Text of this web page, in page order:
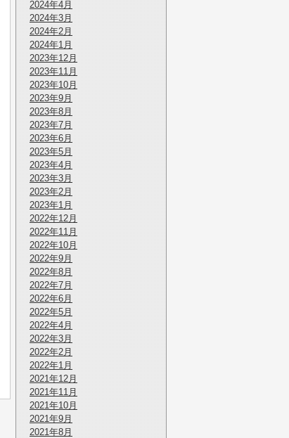
2024年4月
2024年3月
2024年2月
2024年1月
2023年12月
2023年11月
2023年10月
2023年9月
2023年8月
2023年7月
2023年6月
2023年5月
2023年4月
2023年3月
2023年2月
2023年1月
2022年12月
2022年11月
2022年10月
2022年9月
2022年8月
2022年7月
2022年6月
2022年5月
2022年4月
2022年3月
2022年2月
2022年1月
2021年12月
2021年11月
2021年10月
2021年9月
2021年8月